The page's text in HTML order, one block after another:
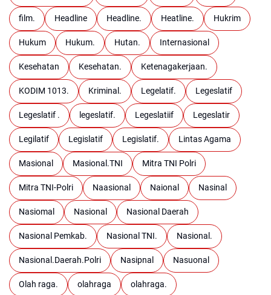
film. Headline Headline. Heatline. Hukrim
Hukum Hukum. Hutan. Internasional
Kesehatan Kesehatan. Ketenagakerjaan.
KODIM 1013. Kriminal. Legelatif. Legeslatif
Legeslatif . legeslatif. Legeslatiif Legeslatir
Legilatif Legislatif Legislatif. Lintas Agama
Masional Masional.TNI Mitra TNI Polri
Mitra TNI-Polri Naasional Naional Nasinal
Nasiomal Nasional Nasional Daerah
Nasional Pemkab. Nasional TNI. Nasional.
Nasional.Daerah.Polri Nasipnal Nasuonal
Olah raga. olahraga olahraga.